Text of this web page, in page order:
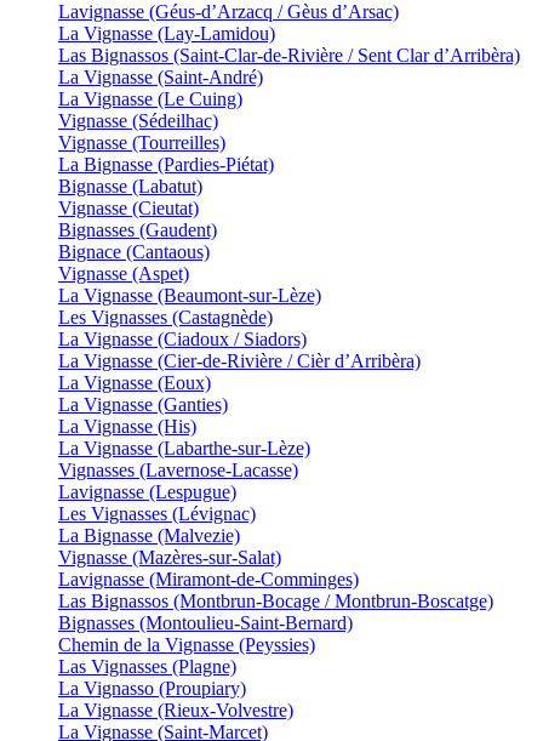
Lavignasse (Géus-d’Arzacq / Gèus d’Arsac)
La Vignasse (Lay-Lamidou)
Las Bignassos (Saint-Clar-de-Rivière / Sent Clar d’Arribèra)
La Vignasse (Saint-André)
La Vignasse (Le Cuing)
Vignasse (Sédeilhac)
Vignasse (Tourreilles)
La Bignasse (Pardies-Piétat)
Bignasse (Labatut)
Vignasse (Cieutat)
Bignasses (Gaudent)
Bignace (Cantaous)
Vignasse (Aspet)
La Vignasse (Beaumont-sur-Lèze)
Les Vignasses (Castagnède)
La Vignasse (Ciadoux / Siadors)
La Vignasse (Cier-de-Rivière / Cièr d’Arribèra)
La Vignasse (Eoux)
La Vignasse (Ganties)
La Vignasse (His)
La Vignasse (Labarthe-sur-Lèze)
Vignasses (Lavernose-Lacasse)
Lavignasse (Lespugue)
Les Vignasses (Lévignac)
La Bignasse (Malvezie)
Vignasse (Mazères-sur-Salat)
Lavignasse (Miramont-de-Comminges)
Las Bignassos (Montbrun-Bocage / Montbrun-Boscatge)
Bignasses (Montoulieu-Saint-Bernard)
Chemin de la Vignasse (Peyssies)
Las Vignasses (Plagne)
La Vignasso (Proupiary)
La Vignasse (Rieux-Volvestre)
La Vignasse (Saint-Marcet)